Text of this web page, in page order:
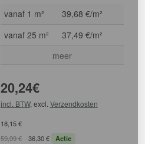
vanaf 1 m²
39,68 €/m²
vanaf 25 m²
37,49 €/m²
meer
20,24€
incl. BTW, excl. Verzendkosten
18,15 €
59,99 € 36,30 €
Actie